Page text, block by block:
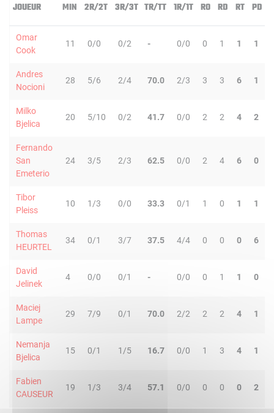
JOUEUR MIN 2R/2T 3R/3T TR/TT 1R/1T RO RD RT PD
Omar
Cook
11 0/0 0/2 - 0/0 0 1 1 1
Andres
Nocioni
28 5/6 2/4 70.0 2/3 3 3 6 1
Milko
Bjelica
20 5/10 0/2 41.7 0/0 2 2 4 2
Fernando
San
Emeterio
24 3/5 2/3 62.5 0/0 2 4 6 0
Tibor
Pleiss
10 1/3 0/0 33.3 0/1 1 0 1 1
Thomas
HEURTEL
34 0/1 3/7 37.5 4/4 0 0 0 6
David
Jelinek
4 0/0 0/1 - 0/0 0 1 1 0
Maciej
Lampe
29 7/9 0/1 70.0 2/2 2 2 4 1
Nemanja
Bjelica
15 0/1 1/5 16.7 0/0 1 3 4 1
Fabien
CAUSEUR
19 1/3 3/4 57.1 0/0 0 0 0 2